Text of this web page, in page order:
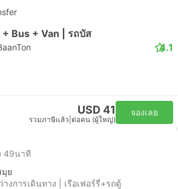
+ Bus + Van | รถบัส
4.1
USD 41
รวมภาษีแล้ว ต่อคน (ผู้ใหญ่)
จองเลย
49นาที
ย
งการเดินทาง | เรือเฟอร์รี่+รถตู้